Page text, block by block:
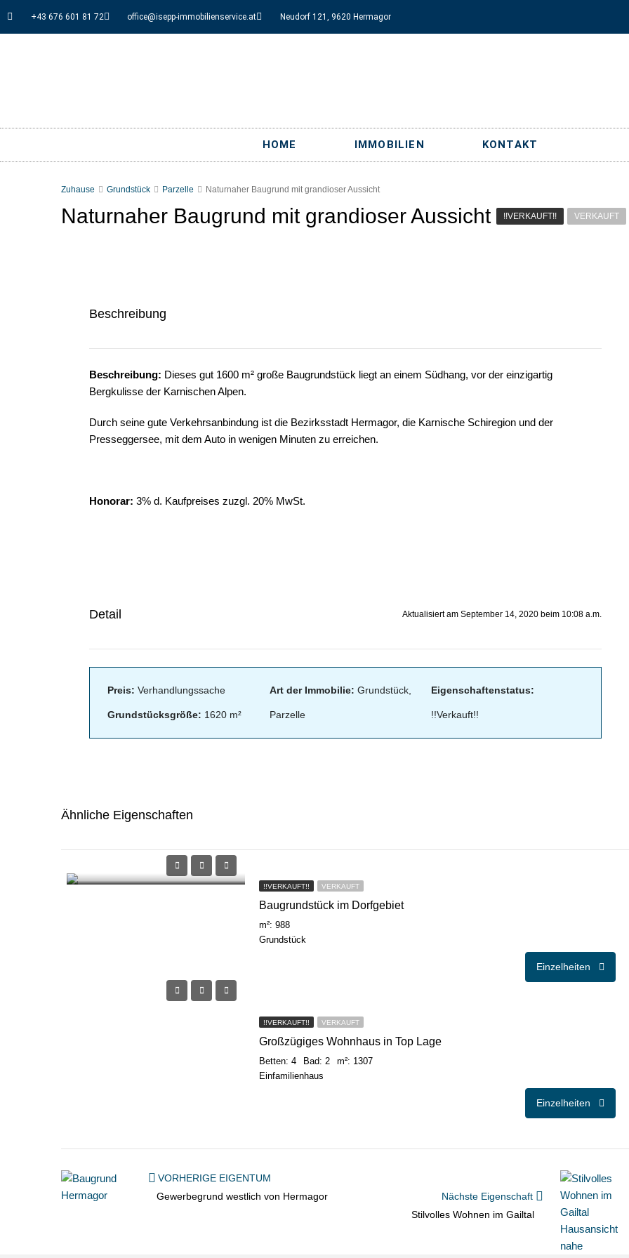
+43 676 601 81 72 office@isepp-immobilienservice.at Neudorf 121, 9620 Hermagor
HOME IMMOBILIEN KONTAKT
Zuhause Grundstück Parzelle Naturnaher Baugrund mit grandioser Aussicht
Naturnaher Baugrund mit grandioser Aussicht !!VERKAUFT!! VERKAUFT
Beschreibung
Beschreibung: Dieses gut 1600 m² große Baugrundstück liegt an einem Südhang, vor der einzigartig
Bergkulisse der Karnischen Alpen.
Durch seine gute Verkehrsanbindung ist die Bezirksstadt Hermagor, die Karnische Schiregion und der
Presseggersee, mit dem Auto in wenigen Minuten zu erreichen.
Honorar: 3% d. Kaufpreises zuzgl. 20% MwSt.
Detail Aktualisiert am September 14, 2020 beim 10:08 a.m.
Preis: Verhandlungssache
Grundstücksgröße: 1620 m²
Art der Immobilie: Grundstück,
Parzelle
Eigenschaftenstatus:
!!Verkauft!!
Ähnliche Eigenschaften
!!VERKAUFT!! VERKAUFT
Baugrundstück im Dorfgebiet
m²: 988
Grundstück
Einzelheiten
!!VERKAUFT!! VERKAUFT
Großzügiges Wohnhaus in Top Lage
Betten: 4 Bad: 2
m²: 1307
Einfamilienhaus
Einzelheiten
VORHERIGE EIGENTUM
Gewerbegrund westlich von Hermagor
Nächste Eigenschaft
Stilvolles Wohnen im Gailtal